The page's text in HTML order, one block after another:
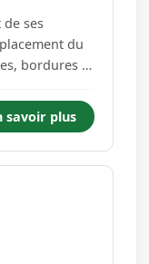
ses
du
bordures . -
de massifs,
annuelles, de
savoir plus